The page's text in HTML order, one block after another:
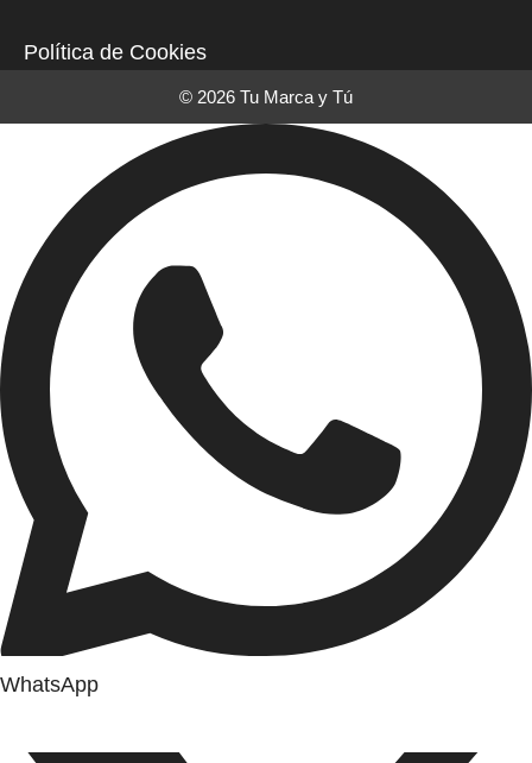
Política de Cookies
© 2026 Tu Marca y Tú
WhatsApp